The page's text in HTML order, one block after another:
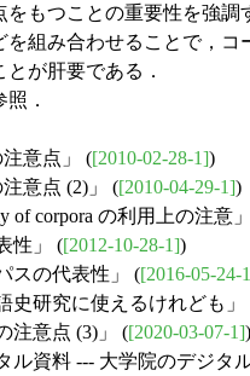
をもつことの重要性を強
組み合わせることで，
が肝要である．
．
意点」 ([2010-02-28-1])
意点 (2)」 ([2010-04-29-1])
of corpora の利用上の注意
性」 ([2012-10-28-1])
スの代表性」 ([2016-05-24-
史研究に使えるけれども」
注意点 (3)」 ([2020-03-07-1])
ル資料 --- 大学院のデジタ